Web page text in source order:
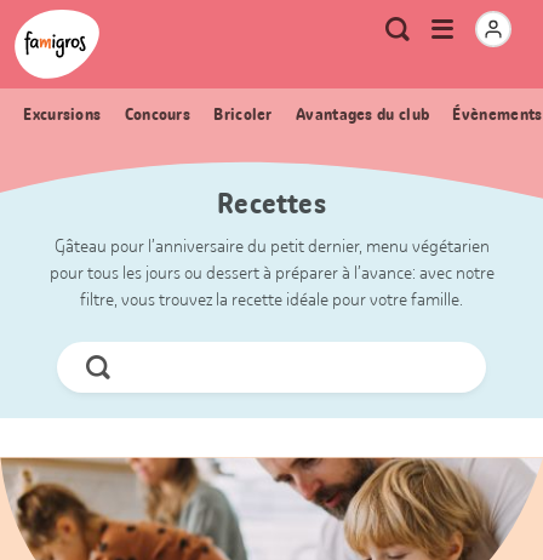
Signets
de
navigation
Header
Logo Métanavigation
RechercheOuvrir
Excursions Concours Bricoler Avantages du club
Recettes
Gâteau pour l’anniversaire du petit dernier, menu végétarien
pour tous les jours ou dessert à préparer à l’avance: avec notre
filtre, vous trouvez la recette idéale pour votre famille.
Chercher